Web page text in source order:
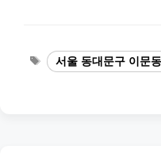
Tags
서울 동대문구 이문